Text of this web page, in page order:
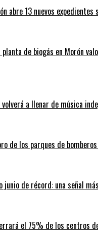
abre 13 nuevos
de biogás en Morón
a llenar de música
de los parques de
junio de récord: una señal
el 75% de los centros